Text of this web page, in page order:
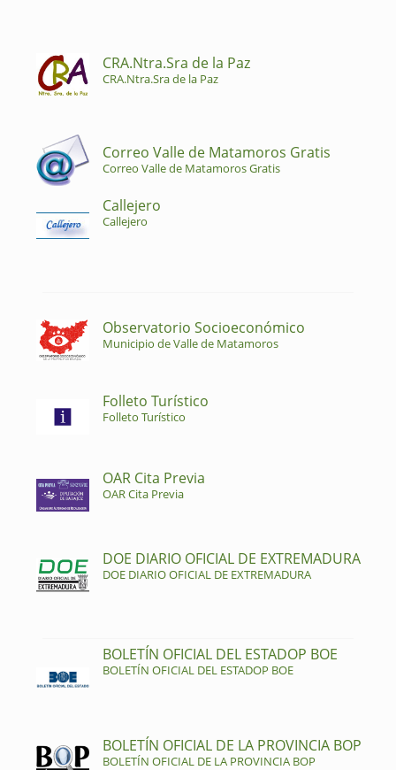
CRA.Ntra.Sra de la Paz
CRA.Ntra.Sra de la Paz
Correo Valle de Matamoros Gratis
Correo Valle de Matamoros Gratis
Callejero
Callejero
Observatorio Socioeconómico
Municipio de Valle de Matamoros
Folleto Turístico
Folleto Turístico
OAR Cita Previa
OAR Cita Previa
DOE DIARIO OFICIAL DE EXTREMADURA
DOE DIARIO OFICIAL DE EXTREMADURA
BOLETÍN OFICIAL DEL ESTADOP BOE
BOLETÍN OFICIAL DEL ESTADOP BOE
BOLETÍN OFICIAL DE LA PROVINCIA BOP
BOLETÍN OFICIAL DE LA PROVINCIA BOP